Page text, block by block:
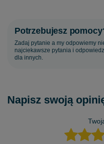
Potrzebujesz
Zadaj pytanie a my odpowiemy
najciekawsze pytania i
dla innych.
Napisz swoją